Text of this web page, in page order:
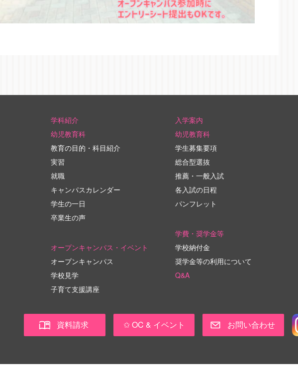
学科紹介
幼児教育科
教育の目的・科目紹介
実習
就職
キャンパスカレンダー
学生の一日
卒業生の声
オープンキャンパス・イベント
オープンキャンパス
学校見学
子育て支援講座
入学案内
幼児教育科
学生募集要項
総合型選抜
推薦・一般入試
各入試の日程
パンフレット
学費・奨学金等
学校納付金
奨学金等の利用について
Q&A
資料請求 ✩ OC & イベント お問い合わせ